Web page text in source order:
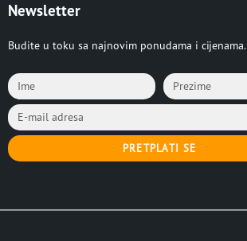
Newsletter
Budite u toku sa najnovim ponudama i cijenama.
PRETPLATI SE